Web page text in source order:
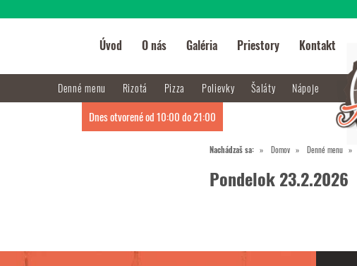
Nachádzaš sa: Domov Denné menu
Pondelok 23.2.2026
Úvod O nás Galéria Priestory Kontakt
Denné menu Rizotá Pizza Polievky Šaláty Nápoje
Dnes otvorené od 10:00 do 21:00